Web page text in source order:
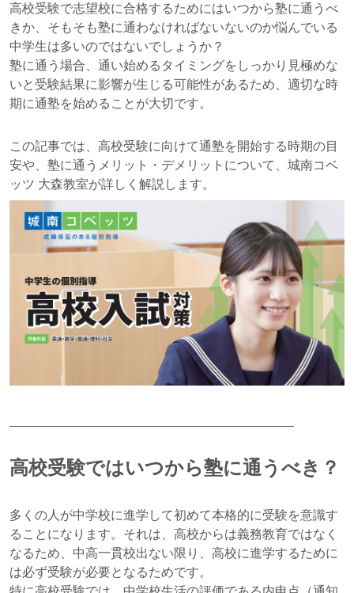
高校受験で志望校に合格するためにはいつから塾に通うべ
きか、そもそも塾に通わなければないないのか悩んでいる
中学生は多いのではないでしょうか？
塾に通う場合、通い始めるタイミングをしっかり見極めな
いと受験結果に影響が生じる可能性があるため、適切な時
期に通塾を始めることが大切です。
この記事では、高校受験に向けて通塾を開始する時期の目
安や、塾に通うメリット・デメリットについて、城南コベ
ッツ 大森教室が詳しく解説します。
高校受験ではいつから塾に通うべき？
多くの人が中学校に進学して初めて本格的に受験を意識す
ることになります。それは、高校からは義務教育ではなく
なるため、中高一貫校出ない限り、高校に進学するために
は必ず受験が必要となるためです。